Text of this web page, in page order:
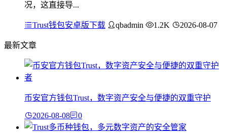
况，这直接导...
Trust钱包安卓版下载 qbadmin 1.2K 2026-08-07
最新文章
币安官方钱包Trust，数字资产安全与便捷的双重守护
2026-08-08 0